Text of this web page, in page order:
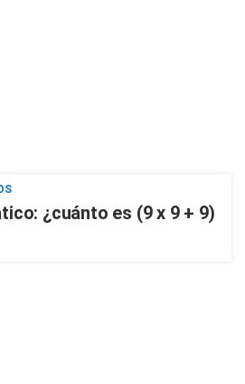
¿cuánto es (9 x 9 + 9)